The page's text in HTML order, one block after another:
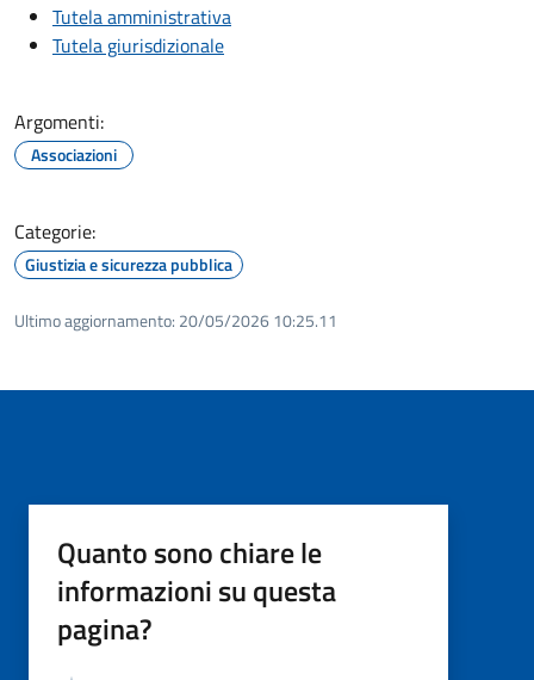
Tutela amministrativa
Tutela giurisdizionale
Argomenti:
Associazioni
Categorie:
Giustizia e sicurezza pubblica
Ultimo aggiornamento: 20/05/2026 10:25.11
Quanto sono chiare le
informazioni su questa
pagina?